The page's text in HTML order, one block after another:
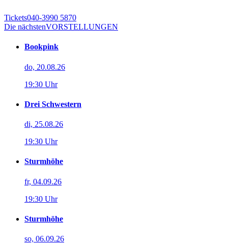
Tickets040-3990 5870
Die nächstenVORSTELLUNGEN
Bookpink
do, 20.08.26
19:30 Uhr
Drei Schwestern
di, 25.08.26
19:30 Uhr
Sturmhöhe
fr, 04.09.26
19:30 Uhr
Sturmhöhe
so, 06.09.26